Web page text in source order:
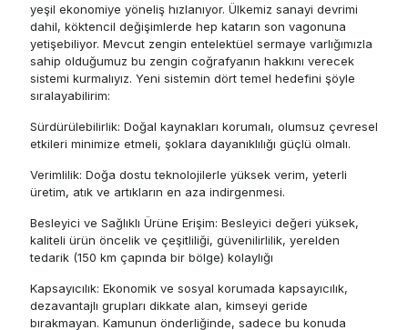
yeşil ekonomiye yöneliş hızlanıyor. Ülkemiz sanayi devrimi
dahil, köktencil değişimlerde hep katarın son vagonuna
yetişebiliyor. Mevcut zengin entelektüel sermaye varlığımızla
sahip olduğumuz bu zengin coğrafyanın hakkını verecek
sistemi kurmalıyız. Yeni sistemin dört temel hedefini şöyle
sıralayabilirim:
Sürdürülebilirlik: Doğal kaynakları korumalı, olumsuz çevresel
etkileri minimize etmeli, şoklara dayanıklılığı güçlü olmalı.
Verimlilik: Doğa dostu teknolojilerle yüksek verim, yeterli
üretim, atık ve artıkların en aza indirgenmesi.
Besleyici ve Sağlıklı Ürüne Erişim: Besleyici değeri yüksek,
kaliteli ürün öncelik ve çeşitliliği, güvenilirlilik, yerelden
tedarik (150 km çapında bir bölge) kolaylığı
Kapsayıcılık: Ekonomik ve sosyal korumada kapsayıcılık,
dezavantajlı grupları dikkate alan, kimseyi geride
bırakmayan. Kamunun önderliğinde, sadece bu konuda